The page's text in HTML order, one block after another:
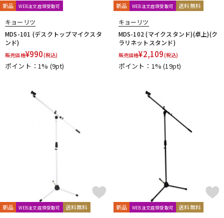
新品 WEB注文店頭受取可
キョーリツ
MDS-101 (デスクトップマイクスタ
ンド)
販売価格¥990(税込)
ポイント：1% (9pt)
新品 WEB注文店頭受取可 送料無料
キョーリツ
MDS-102 (マイクスタンド)(卓上)(ク
ラリネットスタンド)
販売価格¥2,109(税込)
ポイント：1%(19pt)
新品 WEB注文店頭受取可 送料無料 新品 WEB注文店頭受取可 送料無料